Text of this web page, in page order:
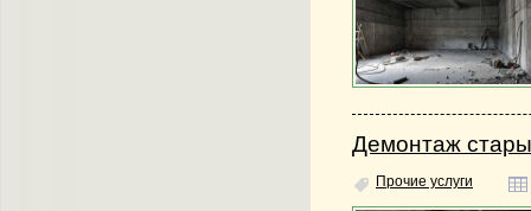
Демонтаж
Прочие услуги